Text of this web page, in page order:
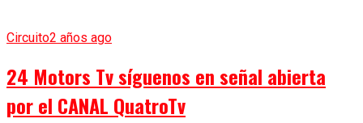
Circuito2 años ago
24 Motors Tv síguenos en señal abierta
por el CANAL QuatroTv